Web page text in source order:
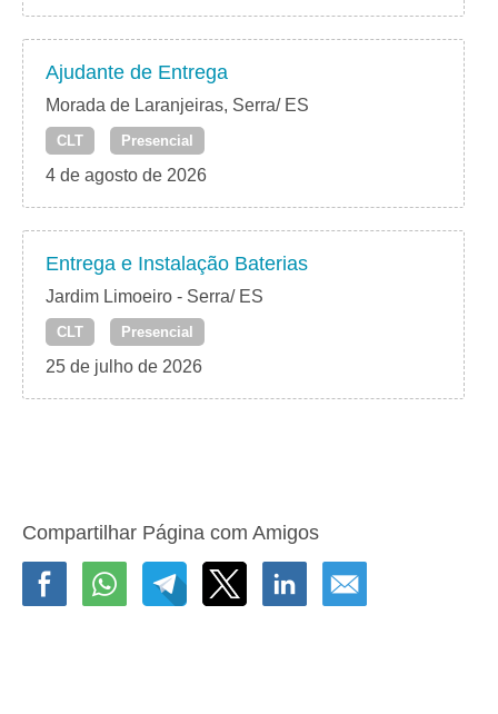
Ajudante de Entrega
Morada de Laranjeiras, Serra/ ES
CLT Presencial
4 de agosto de 2026
Entrega e Instalação Baterias
Jardim Limoeiro - Serra/ ES
CLT Presencial
25 de julho de 2026
Compartilhar Página com Amigos